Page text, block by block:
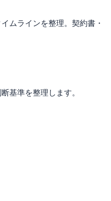
ムラインを整理。契約書・
基準を整理します。